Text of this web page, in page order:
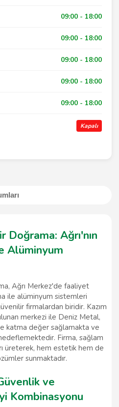
Ağrı'nın
Alüminyum
Ağrı Merkez'de faaliyet
ile alüminyum sistemleri
firmalardan biridir. Kazım
merkezi ile Deniz Metal,
katma değer sağlamakta ve
Firma, sağlam
üreterek, hem estetik hem de
sunmaktadır.
ve
Kombinasyonu
09:00 - 18:00
09:00 - 18:00
09:00 - 18:00
09:00 - 18:00
09:00 - 18:00
Kapalı